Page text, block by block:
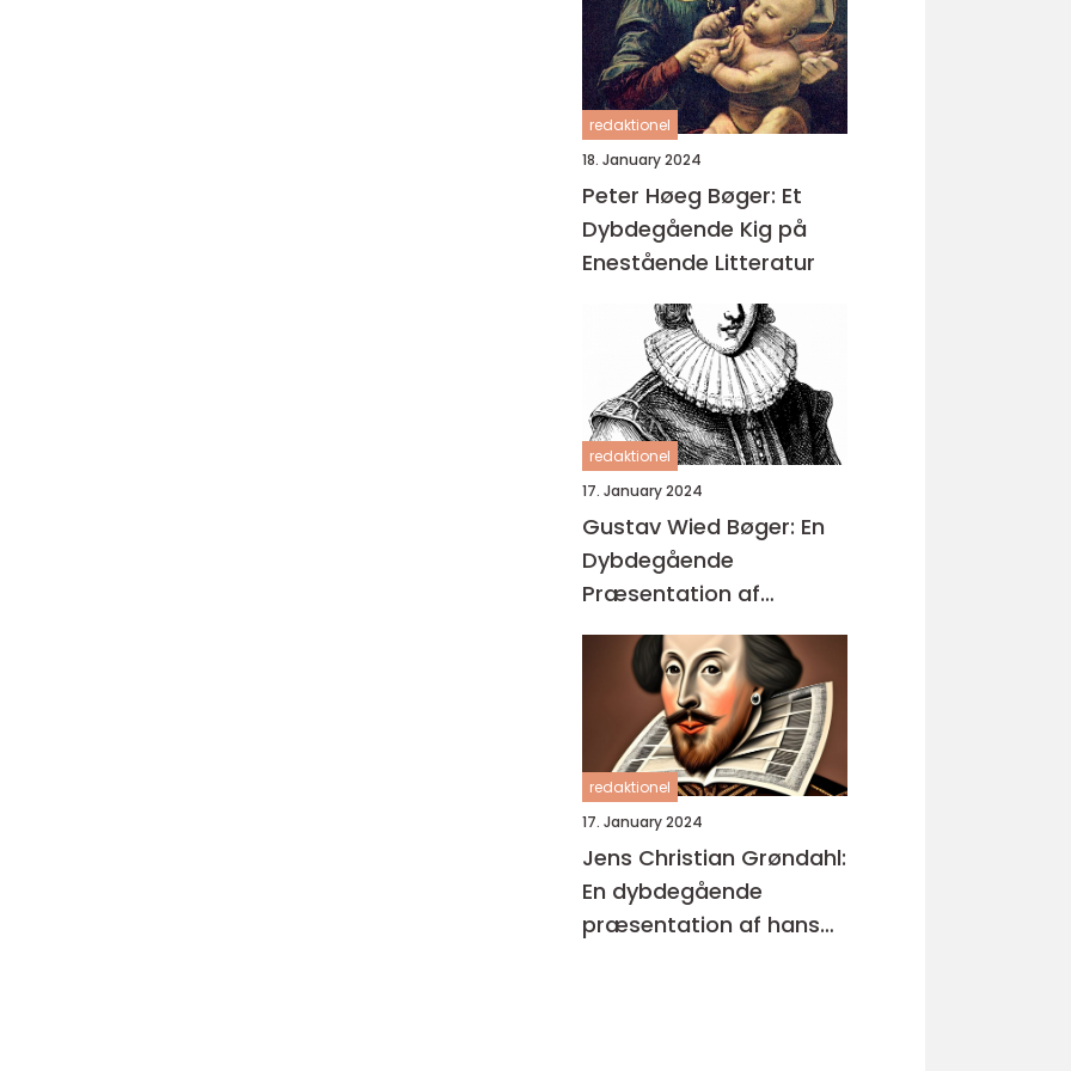
redaktionel
18. January 2024
Peter Høeg Bøger: Et
Dybdegående Kig på
Enestående Litteratur
redaktionel
17. January 2024
Gustav Wied Bøger: En
Dybdegående
Præsentation af
Enestående
Kunstværker
redaktionel
17. January 2024
Jens Christian Grøndahl:
En dybdegående
præsentation af hans